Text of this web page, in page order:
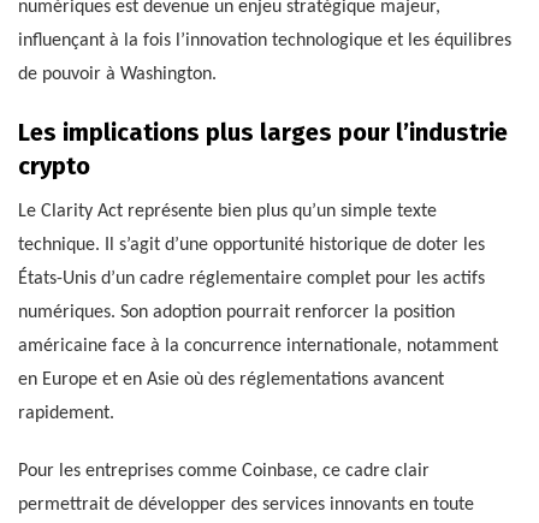
numériques est devenue un enjeu stratégique majeur,
influençant à la fois l’innovation technologique et les équilibres
de pouvoir à Washington.
Les implications plus larges pour l’industrie
crypto
Le Clarity Act représente bien plus qu’un simple texte
technique. Il s’agit d’une opportunité historique de doter les
États-Unis d’un cadre réglementaire complet pour les actifs
numériques. Son adoption pourrait renforcer la position
américaine face à la concurrence internationale, notamment
en Europe et en Asie où des réglementations avancent
rapidement.
Pour les entreprises comme Coinbase, ce cadre clair
permettrait de développer des services innovants en toute